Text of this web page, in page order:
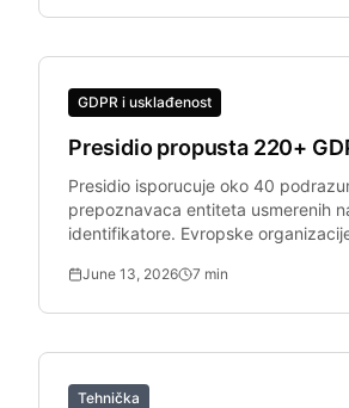
GDPR i usklađenost
Presidio propusta 220+
Presidio isporucuje oko 40
prepoznavaca entiteta usmerenih
identifikatore. Evropske
June 13, 2026 7 min
Tehnička